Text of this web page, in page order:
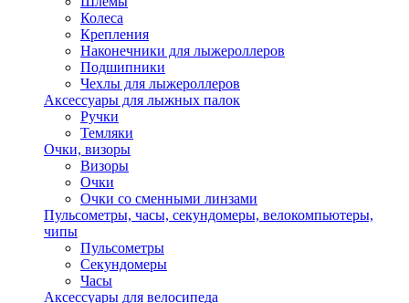
Колеса
Крепления
Наконечники для лыжероллеров
Подшипники
Чехлы для лыжероллеров
Аксессуары для лыжных палок
Ручки
Темляки
Очки, визоры
Визоры
Очки
Очки со сменными линзами
Пульсометры, часы, секундомеры, велокомпьютеры,
чипы
Пульсометры
Секундомеры
Часы
Аксессуары для велосипеда